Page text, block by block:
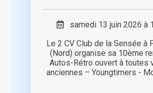
samedi 13 juin 2026 à
Le 2 CV Club de la Sensée à
(Nord) organise sa 10ème
Autos-Rétro ouvert à toutes
anciennes – Youngtimers -